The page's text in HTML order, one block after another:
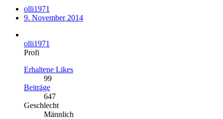
olli1971
9. November 2014
olli1971
Profi
Erhaltene Likes
99
Beiträge
647
Geschlecht
Männlich